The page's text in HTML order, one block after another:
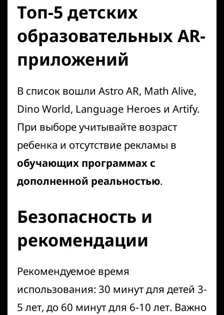
Топ-5 детских
образовательных AR-
приложений
В список вошли Astro AR, Math Alive,
Dino World, Language Heroes и Artify.
При выборе учитывайте возраст
ребенка и отсутствие рекламы в
обучающих программах с
дополненной реальностью.
Безопасность и
рекомендации
Рекомендуемое время
использования: 30 минут для детей 3-
5 лет, до 60 минут для 6-10 лет. Важно